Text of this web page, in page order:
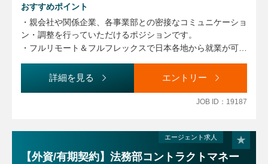
・知財マネジメント
・社内教育、社内リテラシー向上施策の企画実行
・各種プロジェクト参画等による事業部門支援
おすすめポイント
・親会社や関係企業、各事業部との密接なコミュニケーショ
ン・調整を行っていただけるポジションです。
・フルリモート＆フルフレックスで日本各地から就業が可能
詳細を見る エントリー
JOB ID：19187
エージェント求人
【外資/有期契約】法務部コントラクトマネー